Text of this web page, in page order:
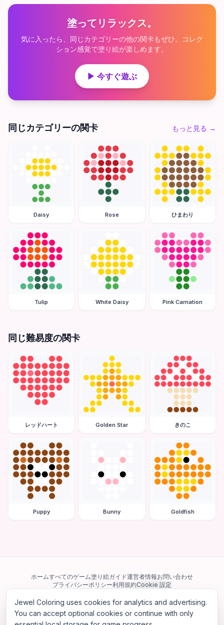
塗ってリラックス。
気に入ったら、同じカテゴリーの他の関卡もぜひ。コレク
ション感覚で塗り絵が楽しめます。
▶ 今すぐ遊ぶ
同じカテゴリーの関卡 もっと見る →
Daisy Rose ひまわり
Tulip White Daisy Pink Carnation
同じ難易度の関卡
レッドハート Golden Star きのこ
Puppy Bunny Goldfish
ホームすべてのゲーム塗り絵ガイド運営者情報お問い合わせ
プライバシーポリシー利用規約Cookie 設定
当サイトは Google AdSense を含む第三者広告ネットワークを利用してい
ます。一部のサードパーティ Cookie を使用してパーソナライズ広告を配信
する場合があります。
Jewel Coloring uses cookies for analytics and advertising.
You can accept optional cookies or continue with only